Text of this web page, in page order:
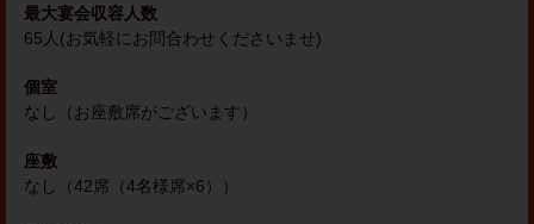
最大宴会収容人数
65人(お気軽にお問合わせくださいませ)
個室
なし（お座敷席がございます）
座敷
なし（42席（4名様席×6））